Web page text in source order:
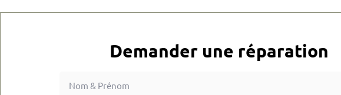
Demander une réparation